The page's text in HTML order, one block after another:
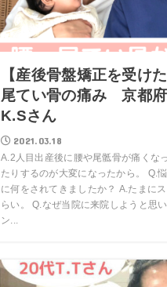
【産後骨盤矯正を受け
尾てい骨の痛み 京都
K.Sさん
2021.03.18
A.2人目出産後に腰や尾骶骨が痛くな
たりするのが大変になったから。 Q.
に何をされてきましたか？ A.たまに
らい。 Q.なぜ当院に来院しようと思
ン...